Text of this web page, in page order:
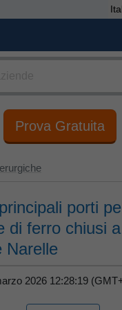
Prova Gratuita
porti
di ferro chiusi
Narelle
2026 12:28:19